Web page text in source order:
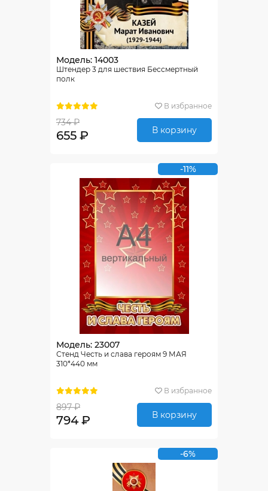
Модель: 14003
Штендер 3 для шествия Бессмертный
полк
В избранное
734 ₽
655 ₽ В корзину
-11%
Модель: 23007
Стенд Честь и слава героям 9 МАЯ
310*440 мм
В избранное
897 ₽
794 ₽ В корзину
-6%